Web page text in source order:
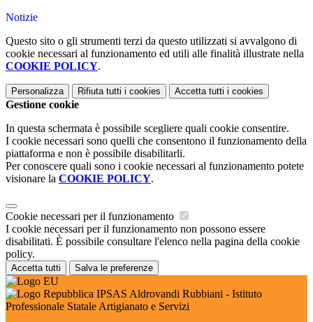
Notizie
Questo sito o gli strumenti terzi da questo utilizzati si avvalgono di
cookie necessari al funzionamento ed utili alle finalità illustrate nella
COOKIE POLICY.
Personalizza Rifiuta tutti i cookies Accetta tutti i cookies
Gestione cookie
In questa schermata è possibile scegliere quali cookie consentire.
I cookie necessari sono quelli che consentono il funzionamento della
piattaforma e non è possibile disabilitarli.
Per conoscere quali sono i cookie necessari al funzionamento potete
visionare la COOKIE POLICY.
Cookie necessari per il funzionamento
I cookie necessari per il funzionamento non possono essere
disabilitati. È possibile consultare l'elenco nella pagina della cookie
policy.
Accetta tutti Salva le preferenze
IPSAS Aldrovandi Rubbiani - Istituto
Professionale Statale Artigianato e Servizi